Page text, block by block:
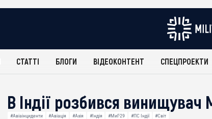
СТАТТІ БЛОГИ ВІДЕОКОНТЕНТ СПЕЦПРОЕКТИ
В Індії розбився винищувач
#Авіаінциденти #Авіація #Азія #Індія #МиГ-29 #ПС Індії #Світ